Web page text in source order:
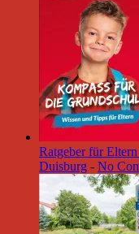
Ratgeber für
Duisburg - No